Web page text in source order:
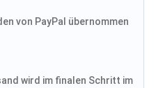
von PayPal übernommen
wird im finalen Schritt im